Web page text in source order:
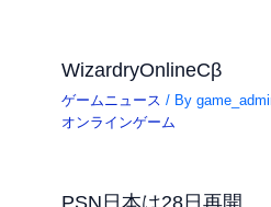
WizardryOnlineCβ
ゲームニュース / By
オンラインゲーム
PSN日本は28日再開